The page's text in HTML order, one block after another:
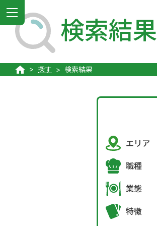
MENU
検索結果
探す 検索結果
エリア
職種
業態
特徴